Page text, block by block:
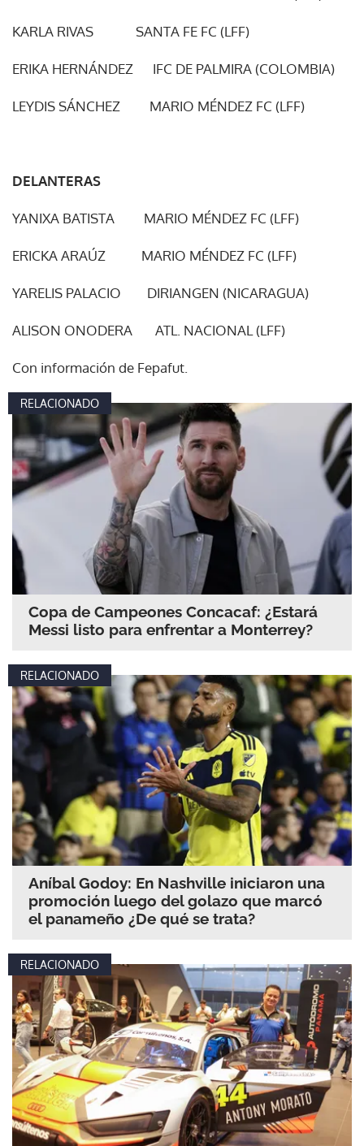
KARLA RIVAS SANTA FE FC (LFF)
ERIKA HERNÁNDEZ IFC DE PALMIRA (COLOMBIA)
LEYDIS SÁNCHEZ MARIO MÉNDEZ FC (LFF)
DELANTERAS
YANIXA BATISTA MARIO MÉNDEZ FC (LFF)
ERICKA ARAÚZ MARIO MÉNDEZ FC (LFF)
YARELIS PALACIO DIRIANGEN (NICARAGUA)
ALISON ONODERA ATL. NACIONAL (LFF)
Con información de Fepafut.
RELACIONADO
Copa de Campeones Concacaf: ¿Estará
Messi listo para enfrentar a Monterrey?
RELACIONADO
Aníbal Godoy: En Nashville iniciaron una
promoción luego del golazo que marcó
el panameño ¿De qué se trata?
RELACIONADO